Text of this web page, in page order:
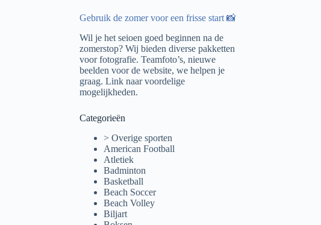
Gebruik de zomer voor een frisse start 📸
Wil je het seioen goed beginnen na de
zomerstop? Wij bieden diverse pakketten
voor fotografie. Teamfoto’s, nieuwe
beelden voor de website, we helpen je
graag.Link naar voordelige
mogelijkheden.
Categorieën
> Overige sporten
American Football
Atletiek
Badminton
Basketball
Beach Soccer
Beach Volley
Biljart